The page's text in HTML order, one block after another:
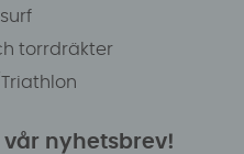
torrdräkter
nyhetsbrev!